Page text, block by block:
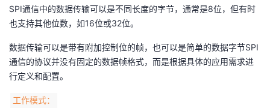
SPI通信中的数据传输可以是不同长度的字节，通常是8位，但有时
也支持其他位数，如16位或32位。
数据传输可以是带有附加控制位的帧，也可以是简单的数据字节SPI
通信的协议并没有固定的数据帧格式，而是根据具体的应用需求进
行定义和配置。
工作模式：